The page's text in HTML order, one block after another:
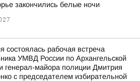
закончились белые ночи
состоялась рабочая встреча
УМВД России по Архангельской
генерал-майора полиции Дмитрия
с председателем избирательной